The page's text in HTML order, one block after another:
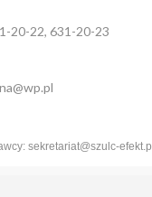
20-22, 631-20-23
sekretariat@szulc-efekt.pl